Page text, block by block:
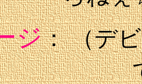
ジ： （デ